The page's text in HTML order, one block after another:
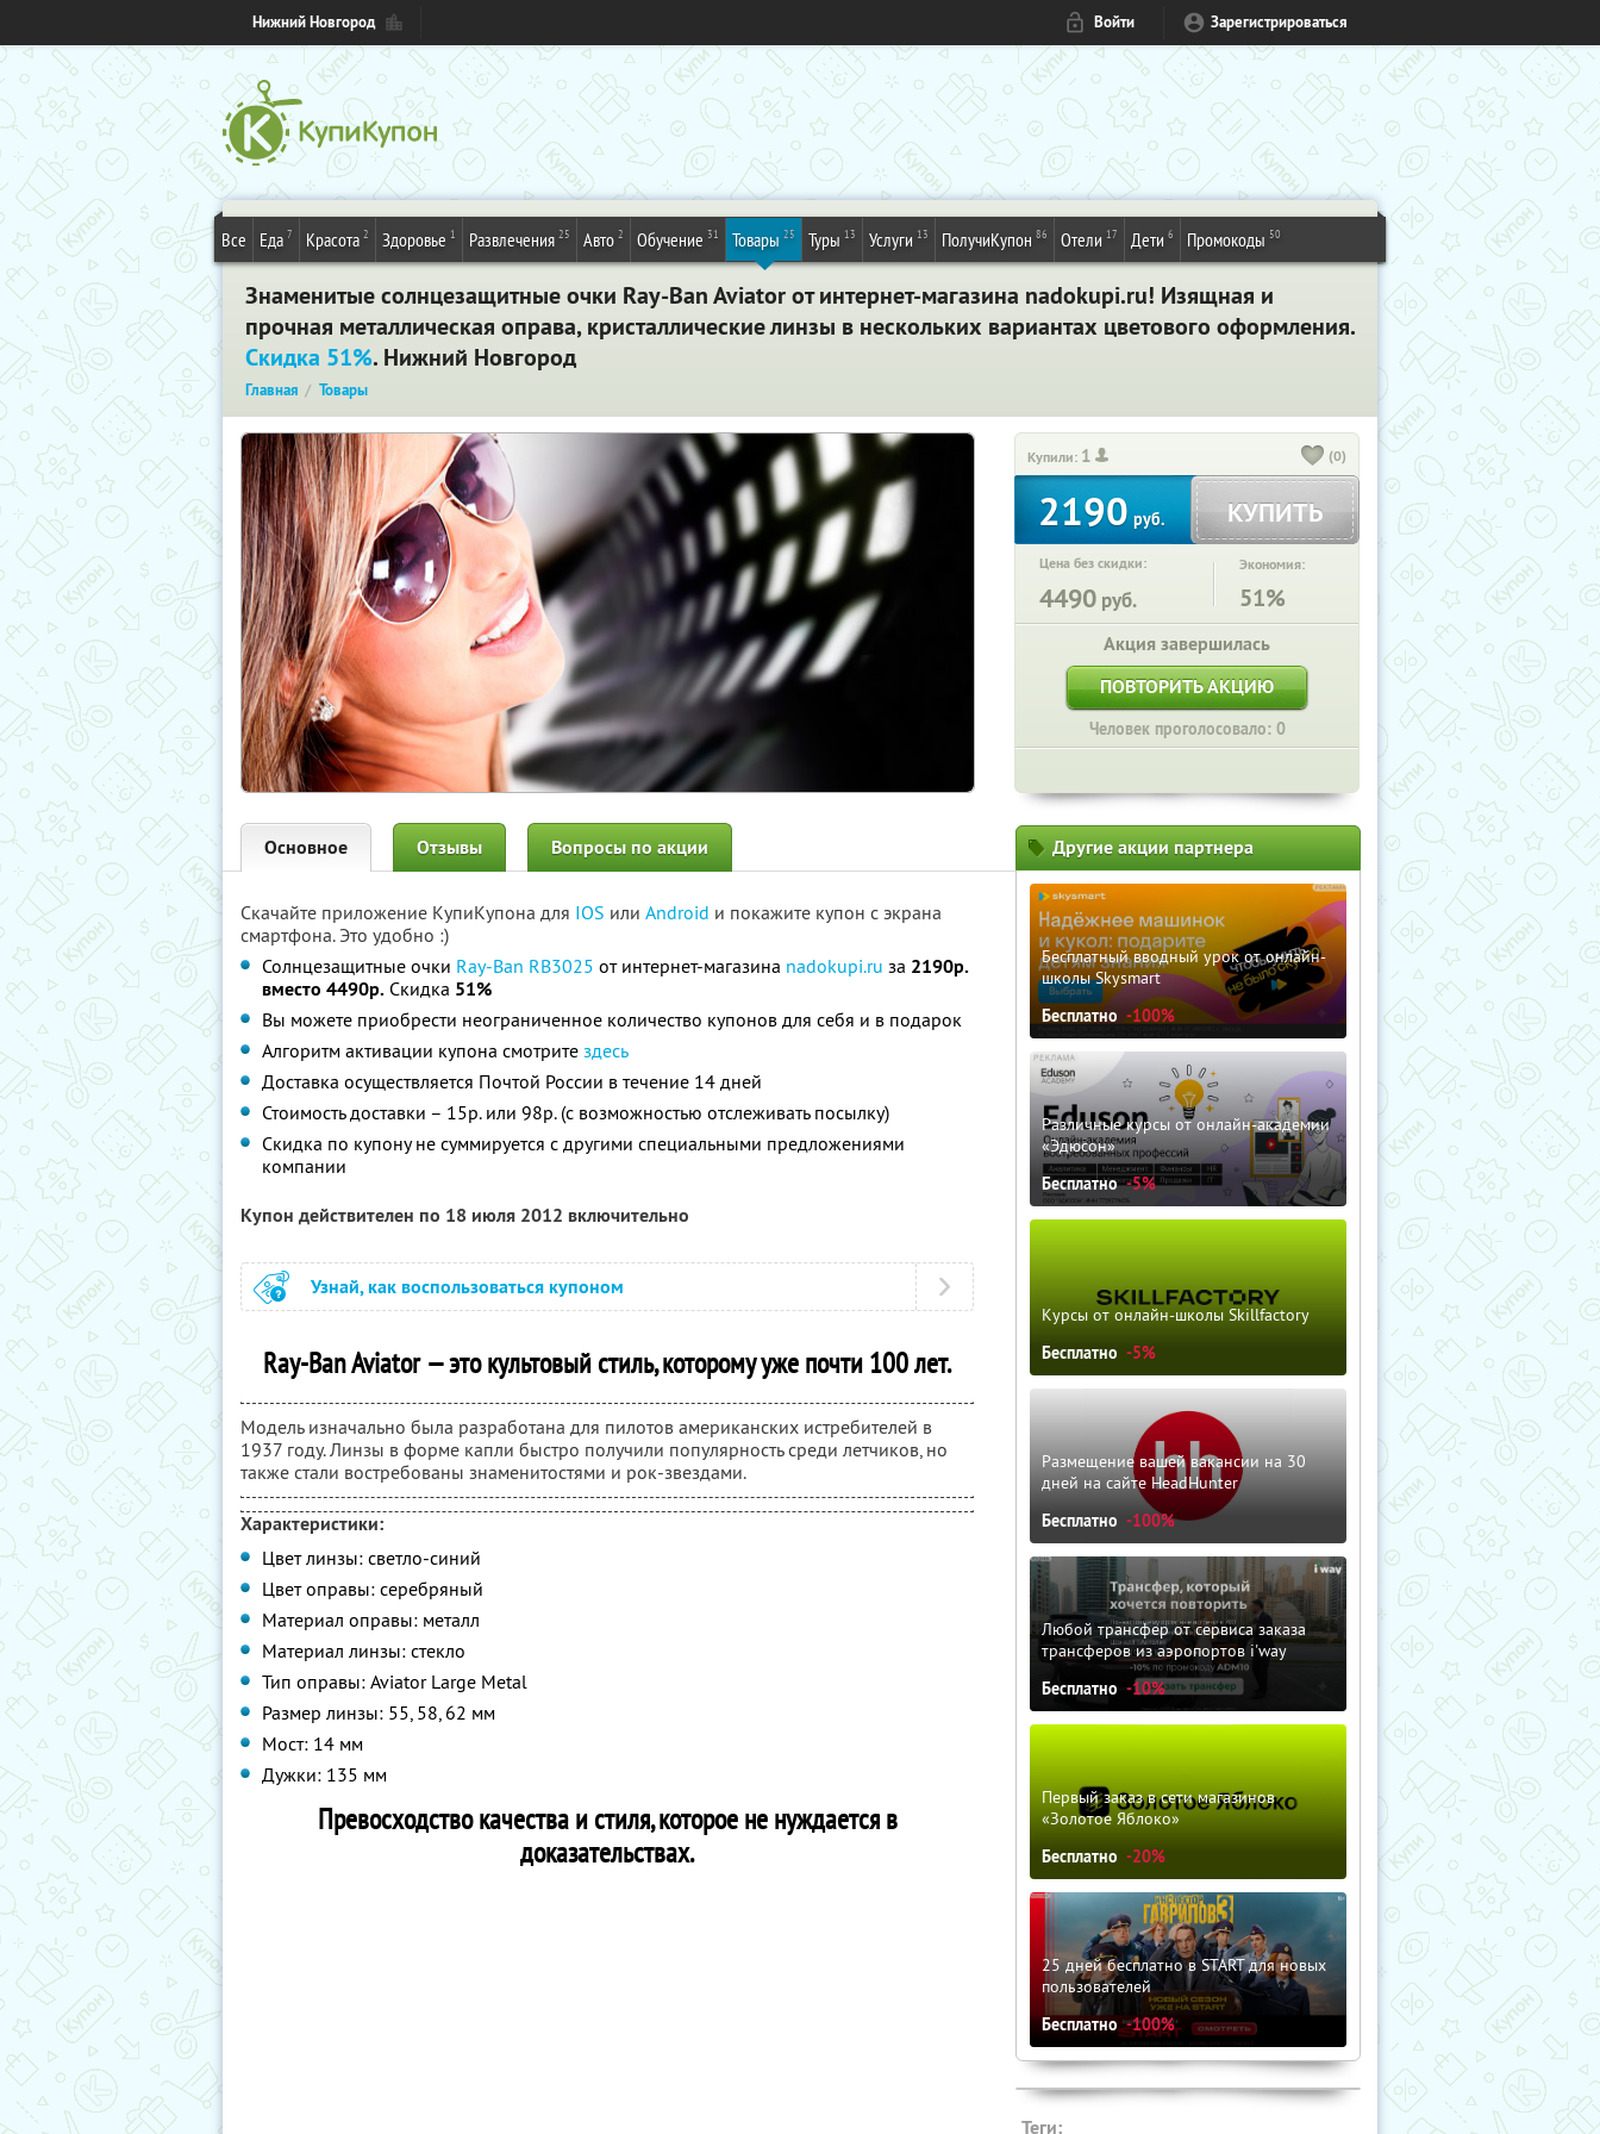
Нижний Новгород Войти Зарегистрироваться
Все Еда 7 Красота 2 Здоровье 1 Развлечения 25 Авто 2 Обучение 31 Товары 25 Туры 13 Услуги 13 ПолучиКупон 86 Отели 17 Дети 6 Промокоды 50
Знаменитые солнцезащитные очки Ray-Ban Aviator от интернет-магазина nadokupi.ru! Изящная и
прочная металлическая оправа, кристаллические линзы в нескольких вариантах цветового оформления.
Скидка 51%. Нижний Новгород
Главная Товары
Купили: 1 (0)
2190руб. КУПИТЬ
Цена без скидки:
4490 руб.
Экономия:
51%
Акция завершилась
ПОВТОРИТЬ АКЦИЮ
Человек проголосовало: 0
Основное Отзывы Вопросы по акции
Скачайте приложение КупиКупона для IOS или Android и покажите купон с экрана
смартфона. Это удобно :)
Солнцезащитные очки Ray-Ban RB3025 от интернет-магазина nadokupi.ru за 2190р.
вместо 4490р. Скидка 51%
Вы можете приобрести неограниченное количество купонов для себя и в подарок
Алгоритм активации купона смотрите здесь
Доставка осуществляется Почтой России в течение 14 дней
Стоимость доставки – 15р. или 98р. (с возможностью отслеживать посылку)
Скидка по купону не суммируется с другими специальными предложениями
компании
Купон действителен по 18 июля 2012 включительно
Узнай, как воспользоваться купоном
Ray-Ban Aviator — это культовый стиль, которому уже почти 100 лет.
Модель изначально была разработана для пилотов американских истребителей в
1937 году. Линзы в форме капли быстро получили популярность среди летчиков, но
также стали востребованы знаменитостями и рок-звездами.
Характеристики:
Цвет линзы: светло-синий
Цвет оправы: серебряный
Материал оправы: металл
Материал линзы: стекло
Тип оправы: Aviator Large Metal
Размер линзы: 55, 58, 62 мм
Мост: 14 мм
Дужки: 135 мм
Превосходство качества и стиля, которое не нуждается в
доказательствах.
Другие акции партнера
Бесплатный вводный урок от онлайн-
школы Skysmart
Бесплатно -100%
Различные курсы от онлайн-академии
«Эдюсон»
Бесплатно -5%
Курсы от онлайн-школы Skillfactory
Бесплатно -5%
Размещение вашей вакансии на 30
дней на сайте HeadHunter
Бесплатно -100%
Любой трансфер от сервиса заказа
трансферов из аэропортов i'way
Бесплатно -10%
Первый заказ в сети магазинов
«Золотое Яблоко»
Бесплатно -20%
25 дней бесплатно в START для новых
пользователей
Бесплатно -100%
Теги: